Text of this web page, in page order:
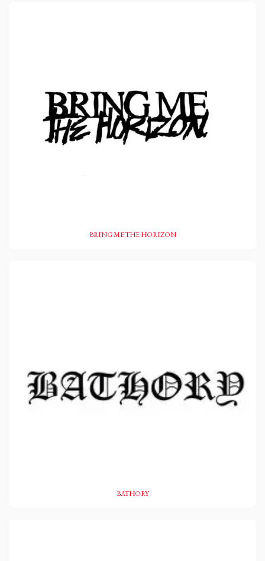
BRING ME THE HORIZON
BATHORY